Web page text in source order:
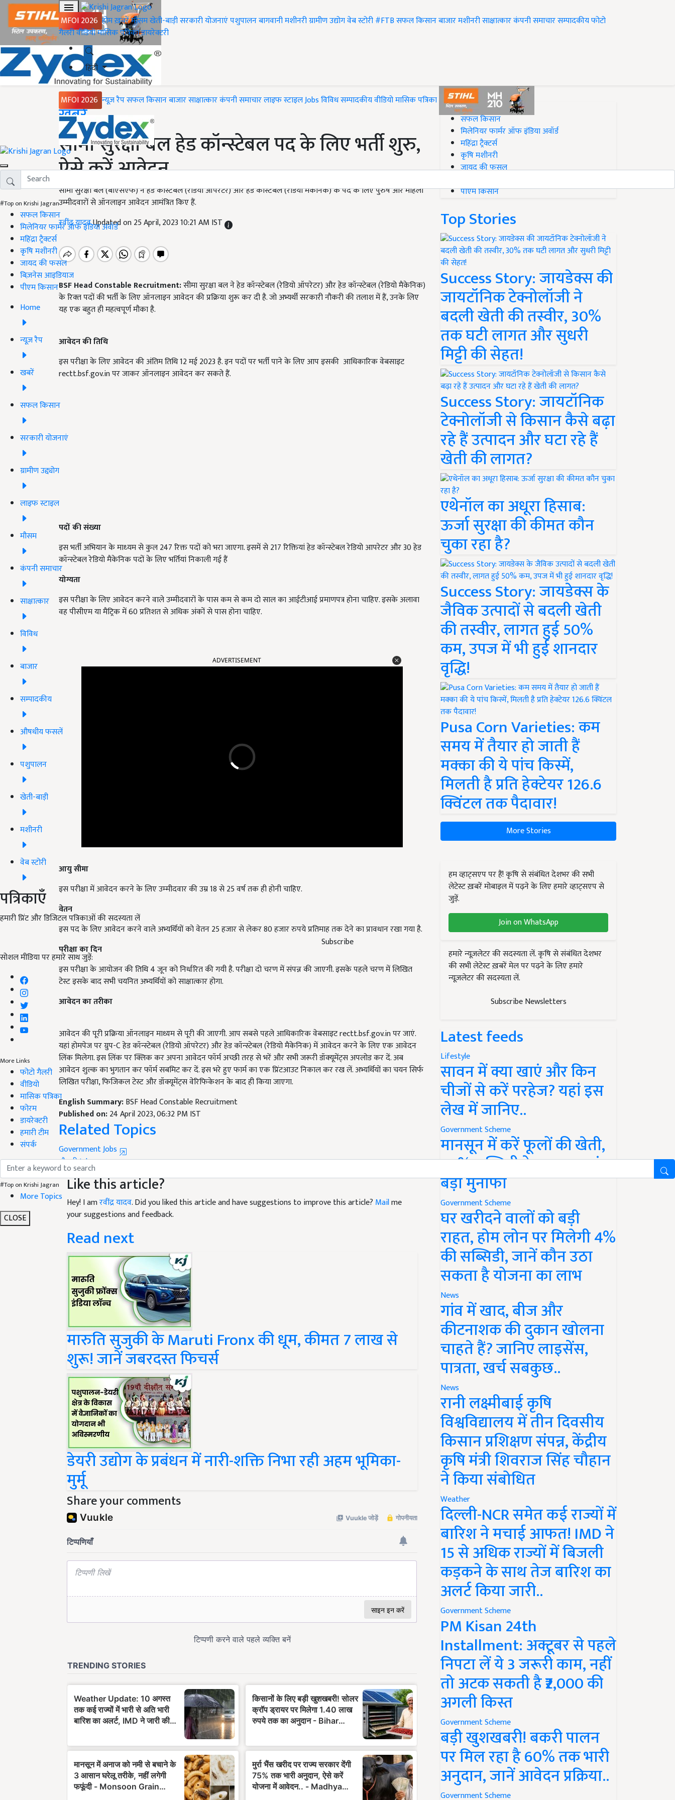
MFOI 2026 होमख़बरेंमौसमखेती-बाड़ीसरकारी योजनाएंपशुपालनबागवानीमशीनरीग्रामीण उद्योगवेब स्टोरी#FTBसफल किसानबाजारमशीनरीसाक्षात्कारकंपनी समाचारसम्पादकीयफोटो
गैलरीवीडियोमासिक पत्रिकाडायरेक्टरी
हिंदी
MFOI 2026 न्यूज़ रैपसफल किसानबाजारसाक्षात्कारकंपनी समाचारलाइफ स्टाइलJobsविविधसम्पादकीयवीडियोमासिक पत्रिका
#Top on Krishi Jagran
सफल किसान
मिलेनियर फार्मर ऑफ इंडिया अवॉर्ड
महिंद्रा ट्रैक्टर्स
कृषि मशीनरी
जायद की फसल
बिज़नेस आइडियाज
पीएम किसान
Home
न्यूज़ रैप
खबरें
सफल किसान
सरकारी योजनाएं
ग्रामीण उद्द्योग
लाइफ स्टाइल
मौसम
कंपनी समाचार
साक्षात्कार
विविध
बाजार
सम्पादकीय
औषधीय फसलें
पशुपालन
खेती-बाड़ी
मशीनरी
वेब स्टोरी
पत्रिकाएँ
हमारी प्रिंट और डिजिटल पत्रिकाओं की सदस्यता लें
Subscribe
सोशल मीडिया पर हमारे साथ जुड़ें:
More Links
फोटो गैलरी
वीडियो
मासिक पत्रिका
फोरम
डायरेक्टरी
हमारी टीम
संपर्क
#Top on Krishi Jagran
More Topics
CLOSE
Home
ख़बरें
सीमा सुरक्षा बल हेड कॉन्स्टेबल पद के लिए भर्ती शुरु,
ऐसे करें आवेदन
सीमा सुरक्षा बल (बीएसएफ) ने हेड कांस्टेबल (रेडियो ऑपरेटर) और हेड कांस्टेबल (रेडियो मैकेनिक) के पद के लिए पुरुष और महिला
उम्मीदवारों से ऑनलाइन आवेदन आमंत्रित किए हैं.
रवींद्र यादवUpdated on 25 April, 2023 10:21 AM IST
BSF Head Constable Recruitment:सीमा सुरक्षा बल ने हेड कॉन्स्टेबल (रेडियो ऑपरेटर) और हेड कॉन्स्टेबल (रेडियो मैकेनिक)
के रिक्‍त पदों की भर्ती के लिए ऑनलाइन आवेदन की प्रक्रिया शुरू कर दी है. जो अभ्यर्थी सरकारी नौकरी की तलाश में हैं, उनके लिए
यह एक बहुत ही महत्वपूर्ण मौका है.
आवेदन की तिथि
इस परीक्षा के लिए आवेदन की अंतिम तिथि 12 मई 2023 है. इन पदों पर भर्ती पाने के लिए आप इसकी आधिकारिक वेबसाइट
rectt.bsf.gov.in पर जाकर ऑनलाइन आवेदन कर सकते हैं.
पदों की संख्या
इस भर्ती अभियान के माध्‍यम से कुल 247 रिक्त पदों को भरा जाएगा. इसमें से 217 रिक्तियां हेड कॉन्स्टेबल रेडियो आपरेटर और 30 हेड
कॉन्स्टेबल रेडियो मैकेनिक पदों के लिए भर्तियां निकाली गई हैं
योग्यता
इस परीक्षा के लिए आवेदन करने वाले उम्मीदवारों के पास कम से कम दो साल का आईटीआई प्रमाणपत्र होना चाहिए. इसके अलावा
वह पीसीएम या मैट्रिक में 60 प्रतिशत से अधिक अंकों से पास होना चाहिए.
इस परीक्षा में आवेदन करने के लिए उम्‍मीदवार की उम्र 18 से 25 वर्ष तक ही होनी चाहिए.
इस पद के लिए आवेदन करने वाले अभ्यर्थियों को वेतन 25 हजार से लेकर 80 हजार रुपये प्रतिमाह तक देने का प्रावधान रखा गया है.
इस परीक्षा के आयोजन की तिथि 4 जून को निर्धारित की गयी है. परीक्षा दो चरण में संपन्न की जाएगी. इसके पहले चरण में लिखित
टेस्ट इसके बाद सभी चयनित अभ्यर्थियों को साक्षात्कार होगा.
यहां होमपेज पर ग्रुप-C हेड कॉन्स्टेबल (रेडियो ऑपरेटर) और हेड कॉन्स्टेबल (रेडियो मैकेनिक) में आवेदन करने के लिए एक आवेदन
लिंक मिलेगा. इस लिंक पर क्लिक कर अपना आवेदन फॉर्म अच्छी तरह से भरें और सभी जरूरी डॉक्‍यूमेंट्स अपलोड कर दें. अब
आवेदन शुल्क का भुगतान कर फॉर्म सबमिट कर दें. इस भरे हुए फार्म का एक प्रिंटआउट निकाल कर रख लें. अभ्यर्थियों का चयन सिर्फ
लिखित परीक्षा, फिजिकल टेस्ट और डॉक्यूमेंट्स वेरिफिकेशन के बाद ही किया जाएगा.
English Summary:
BSF Head Constable Recruitment
Published on:24 April 2023, 06:32 PM IST
Related Topics
Government Jobs
नौकरीJob
Like this article?
Hey! I amरवींद्र यादव . Did you liked this article and have suggestions to improve this article?
your suggestions and feedback.
Read next
मारुति सुजुकी के Maruti Fronx की धूम, कीमत 7 लाख से
शुरू! जानें जबरदस्त फिचर्स
डेयरी उद्योग के प्रबंधन में नारी-शक्ति निभा रही अहम भूमिका-
मुर्मू
Share your comments
#Top on Krishi Jagran
सफल किसान
मिलेनियर फार्मर ऑफ इंडिया अवॉर्ड
महिंद्रा ट्रैक्टर्स
कृषि मशीनरी
जायद की फसल
पीएम किसान
Top Stories
Success Story: जायडेक्स की
जायटॉनिक टेक्नोलॉजी ने
बदली खेती की तस्वीर, 30%
तक घटी लागत और सुधरी
मिट्टी की सेहत!
Success Story: जायटॉनिक
टेक्नोलॉजी से किसान कैसे बढ़ा
रहे हैं उत्पादन और घटा रहे हैं
खेती की लागत?
एथेनॉल का अधूरा हिसाब:
ऊर्जा सुरक्षा की कीमत कौन
चुका रहा है?
Success Story: जायडेक्स के
जैविक उत्पादों से बदली खेती
की तस्वीर, लागत हुई 50%
कम, उपज में भी हुई शानदार
वृद्धि!
Pusa Corn Varieties: कम
समय में तैयार हो जाती हैं
मक्का की ये पांच किस्में,
मिलती है प्रति हेक्टेयर 126.6
क्विंटल तक पैदावार!
More Stories
हम व्हाट्सएप पर हैं! कृषि से संबंधित देशभर की सभी
लेटेस्ट ख़बरें मोबाइल में पढ़ने के लिए हमारे व्हाट्सएप से
जुड़ें.
Join on WhatsApp
हमारे न्यूज़लेटर की सदस्यता लें. कृषि से संबंधित देशभर
की सभी लेटेस्ट ख़बरें मेल पर पढ़ने के लिए हमारे
न्यूज़लेटर की सदस्यता लें.
Subscribe Newsletters
Latest feeds
Lifestyle
सावन में क्या खाएं और किन
चीजों से करें परहेज? यहां इस
लेख में जानिए..
Government Scheme
मानसून में करें फूलों की खेती,
50% सब्सिडी के साथ कमाएं
बड़ा मुनाफा
Government Scheme
घर खरीदने वालों को बड़ी
राहत, होम लोन पर मिलेगी 4%
की सब्सिडी, जानें कौन उठा
सकता है योजना का लाभ
News
गांव में खाद, बीज और
कीटनाशक की दुकान खोलना
चाहते हैं? जानिए लाइसेंस,
पात्रता, खर्च सबकुछ..
News
रानी लक्ष्मीबाई कृषि
विश्वविद्यालय में तीन दिवसीय
किसान प्रशिक्षण संपन्न, केंद्रीय
कृषि मंत्री शिवराज सिंह चौहान
ने किया संबोधित
Weather
दिल्ली-NCR समेत कई राज्यों में
बारिश ने मचाई आफत! IMD ने
15 से अधिक राज्यों में बिजली
कड़कने के साथ तेज बारिश का
अलर्ट किया जारी..
Government Scheme
PM Kisan 24th
Installment: अक्टूबर से पहले
निपटा लें ये 3 जरूरी काम, नहीं
तो अटक सकती है ₹2,000 की
अगली किस्त
Government Scheme
बड़ी खुशखबरी! बकरी पालन
पर मिल रहा है 60% तक भारी
अनुदान, जानें आवेदन प्रक्रिया..
Government Scheme